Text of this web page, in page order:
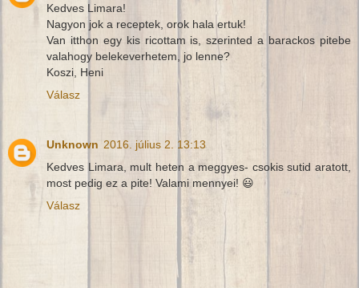
Kedves Limara!
Nagyon jok a receptek, orok hala ertuk!
Van itthon egy kis ricottam is, szerinted a barackos pitebe
valahogy belekeverhetem, jo lenne?
Koszi, Heni
Válasz
Unknown 2016. július 2. 13:13
Kedves Limara, mult heten a meggyes- csokis sutid aratott,
most pedig ez a pite! Valami mennyei! 😃
Válasz